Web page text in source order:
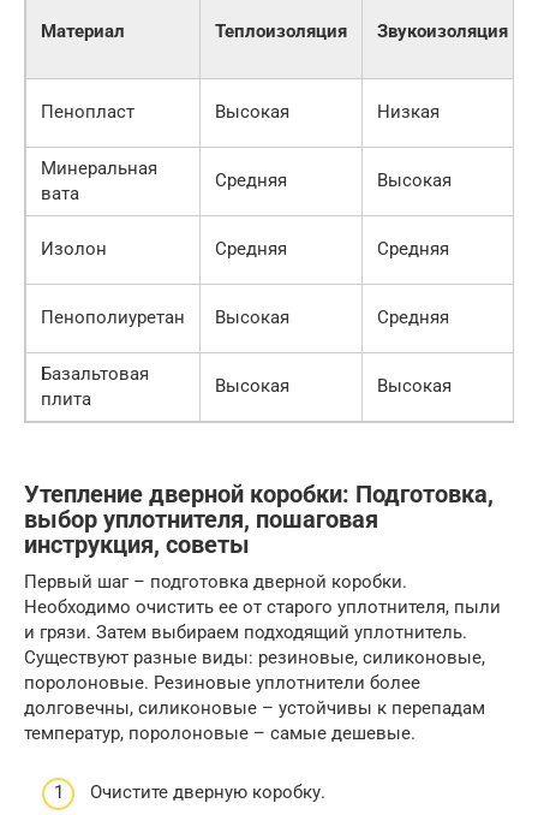
Материал Теплоизоляция Звукоизоляция
Пенопласт Высокая Низкая
Минеральная
вата
Средняя Высокая
Изолон Средняя Средняя
Пенополиуретан Высокая Средняя
Базальтовая
плита
Высокая Высокая
Утепление дверной коробки: Подготовка,
выбор уплотнителя, пошаговая
инструкция, советы
Первый шаг – подготовка дверной коробки.
Необходимо очистить ее от старого уплотнителя, пыли
и грязи. Затем выбираем подходящий уплотнитель.
Существуют разные виды: резиновые, силиконовые,
поролоновые. Резиновые уплотнители более
долговечны, силиконовые – устойчивы к перепадам
температур, поролоновые – самые дешевые.
Очистите дверную коробку.